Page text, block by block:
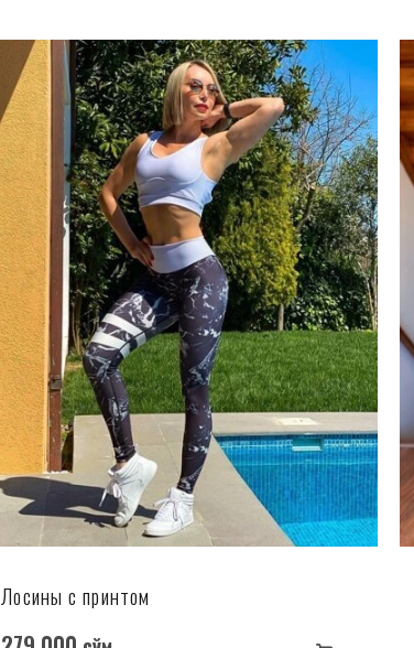
Лосины с принтом